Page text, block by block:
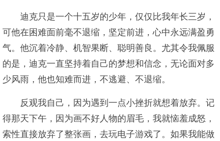
迪克只是一个十五岁的少年，仅仅比我年长三岁，
可他在困难面前毫不退缩，坚定前进，心中永远满盈勇
气。他沉着冷静、机智果断、聪明善良。尤其令我佩服
的是，迪克一直坚持着自己的梦想和信念，无论面对多
少风雨，他也知难而进，不逃避、不退缩。
反观我自己，因为遇到一点小挫折就想着放弃。记
得那天下午，因为画不好人物的眉毛，我就恼羞成怒，
索性直接放弃了整张画，去玩电子游戏了。如果我能做